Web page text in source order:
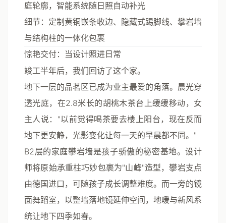
庭轮廓，智能系统随日照自动补光
细节：定制黄铜嵌条收边、隐藏式踢脚线、攀岩墙
与结构柱的一体化包裹
惊艳交付：当设计照进日常
竣工半年后，我们回访了这个家。
地下一层的品茗区已成为业主最爱的角落。晨光穿
透光庭，在2.8米长的胡桃木茶台上缓缓移动，女
主人说："以前觉得喝茶要去楼上阳台，现在反而
地下更安静，光影变化让每一天的早晨都不同。"
B2层的家庭攀岩墙是孩子骄傲的秘密基地。设计
师将原始承重柱巧妙包裹为"山峰"造型，攀岩支点
由德国进口，可随孩子成长调整难度。而一旁的镜
面舞蹈室，以整墙落地镜延伸空间，地暖与新风系
统让地下四季如春。